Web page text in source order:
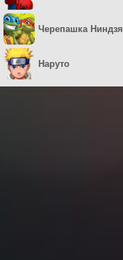
Черепашка Ниндзя
Наруто